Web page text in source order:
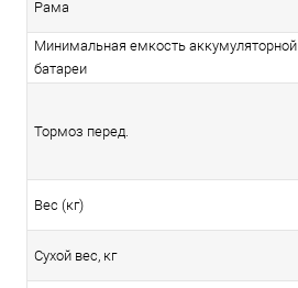
Рама
Минимальная емкость аккумуляторной
батареи
Тормоз перед.
Вес (кг)
Сухой вес, кг